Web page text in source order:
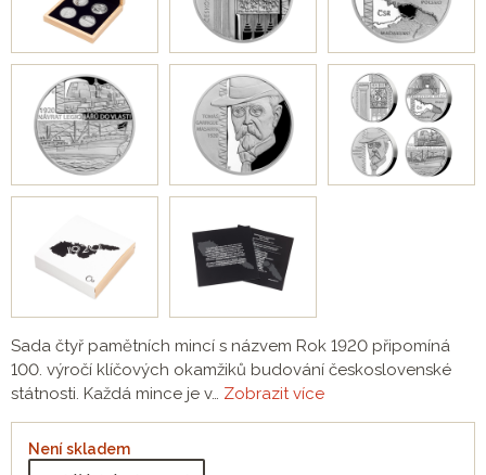
Sada čtyř pamětních mincí s názvem Rok 1920 připomíná
100. výročí klíčových okamžiků budování československé
státnosti. Každá mince je v… Zobrazit více
Není skladem